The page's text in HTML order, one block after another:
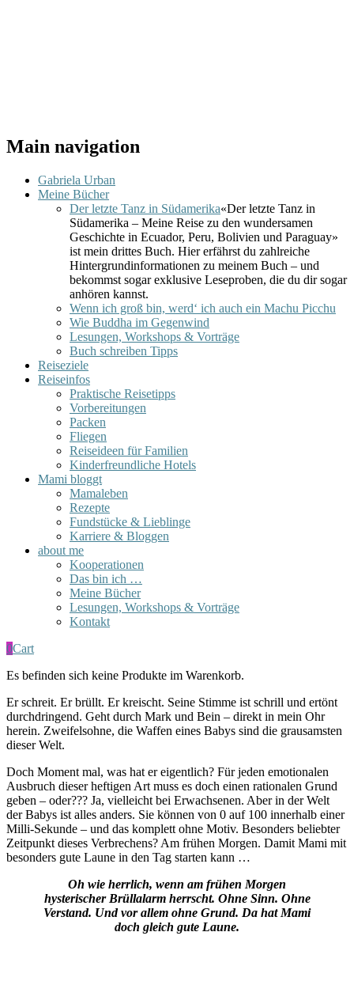
Main navigation
Gabriela Urban
Meine Bücher
Der letzte Tanz in Südamerika«Der letzte Tanz in
Südamerika – Meine Reise zu den wundersamen
Geschichte in Ecuador, Peru, Bolivien und Paraguay»
ist mein drittes Buch. Hier erfährst du zahlreiche
Hintergrundinformationen zu meinem Buch – und
bekommst sogar exklusive Leseproben, die du dir sogar
anhören kannst.
Wenn ich groß bin, werd‘ ich auch ein Machu Picchu
Wie Buddha im Gegenwind
Lesungen, Workshops & Vorträge
Buch schreiben Tipps
Reiseziele
Reiseinfos
Praktische Reisetipps
Vorbereitungen
Packen
Fliegen
Reiseideen für Familien
Kinderfreundliche Hotels
Mami bloggt
Mamaleben
Rezepte
Fundstücke & Lieblinge
Karriere & Bloggen
about me
Kooperationen
Das bin ich …
Meine Bücher
Lesungen, Workshops & Vorträge
Kontakt
0Cart
Es befinden sich keine Produkte im Warenkorb.
Er schreit. Er brüllt. Er kreischt. Seine Stimme ist schrill und ertönt
durchdringend. Geht durch Mark und Bein – direkt in mein Ohr
herein. Zweifelsohne, die Waffen eines Babys sind die grausamsten
dieser Welt.
Doch Moment mal, was hat er eigentlich? Für jeden emotionalen
Ausbruch dieser heftigen Art muss es doch einen rationalen Grund
geben – oder??? Ja, vielleicht bei Erwachsenen. Aber in der Welt
der Babys ist alles anders. Sie können von 0 auf 100 innerhalb einer
Milli-Sekunde – und das komplett ohne Motiv. Besonders beliebter
Zeitpunkt dieses Verbrechens? Am frühen Morgen. Damit Mami mit
besonders gute Laune in den Tag starten kann …
Oh wie herrlich, wenn am frühen Morgen
hysterischer Brüllalarm herrscht. Ohne Sinn. Ohne
Verstand. Und vor allem ohne Grund. Da hat Mami
doch gleich gute Laune.